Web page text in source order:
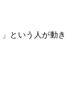
という人が動き